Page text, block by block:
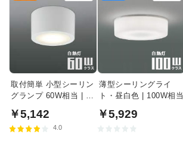
取付簡単 小型シーリン
グランプ 60W相当 | フ
￥5,142
4.0
薄型シーリングライ
ト・昼白色 | 100W相当
￥5,929